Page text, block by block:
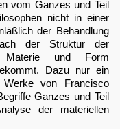
vom Ganzes und Teil
nicht in einer
der Behandlung
der Struktur der
Materie und Form
Dazu nur ein
von Francisco
Ganzes und Teil
der materiellen